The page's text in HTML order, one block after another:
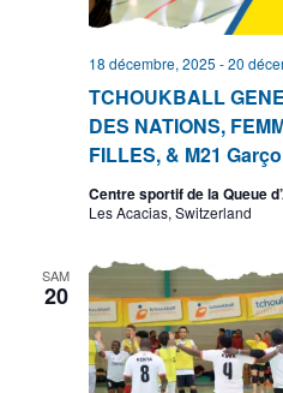
TCHOUKBALL
DES NATIONS,
FILLES, & M21
18 décembre, 2025 -20
Centre sportif de la Queue
Les Acacias, Switzerland
SAM
20